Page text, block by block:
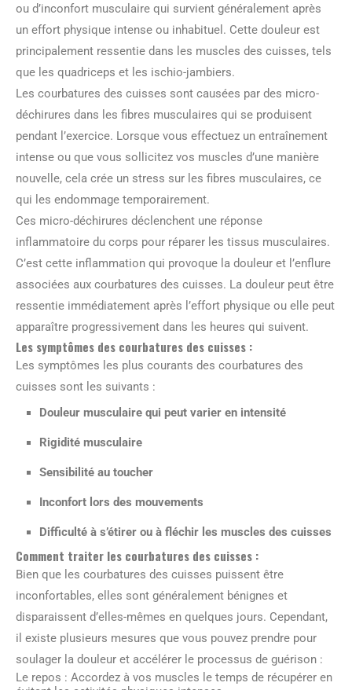
ou d’inconfort musculaire qui survient généralement après
un effort physique intense ou inhabituel. Cette douleur est
principalement ressentie dans les muscles des cuisses, tels
que les quadriceps et les ischio-jambiers.
Les courbatures des cuisses sont causées par des micro-
déchirures dans les fibres musculaires qui se produisent
pendant l’exercice. Lorsque vous effectuez un entraînement
intense ou que vous sollicitez vos muscles d’une manière
nouvelle, cela crée un stress sur les fibres musculaires, ce
qui les endommage temporairement.
Ces micro-déchirures déclenchent une réponse
inflammatoire du corps pour réparer les tissus musculaires.
C’est cette inflammation qui provoque la douleur et l’enflure
associées aux courbatures des cuisses. La douleur peut être
ressentie immédiatement après l’effort physique ou elle peut
apparaître progressivement dans les heures qui suivent.
Les symptômes des courbatures des cuisses :
Les symptômes les plus courants des courbatures des
cuisses sont les suivants :
Douleur musculaire qui peut varier en intensité
Rigidité musculaire
Sensibilité au toucher
Inconfort lors des mouvements
Difficulté à s’étirer ou à fléchir les muscles des cuisses
Comment traiter les courbatures des cuisses :
Bien que les courbatures des cuisses puissent être
inconfortables, elles sont généralement bénignes et
disparaissent d’elles-mêmes en quelques jours. Cependant,
il existe plusieurs mesures que vous pouvez prendre pour
soulager la douleur et accélérer le processus de guérison :
Le repos : Accordez à vos muscles le temps de récupérer en